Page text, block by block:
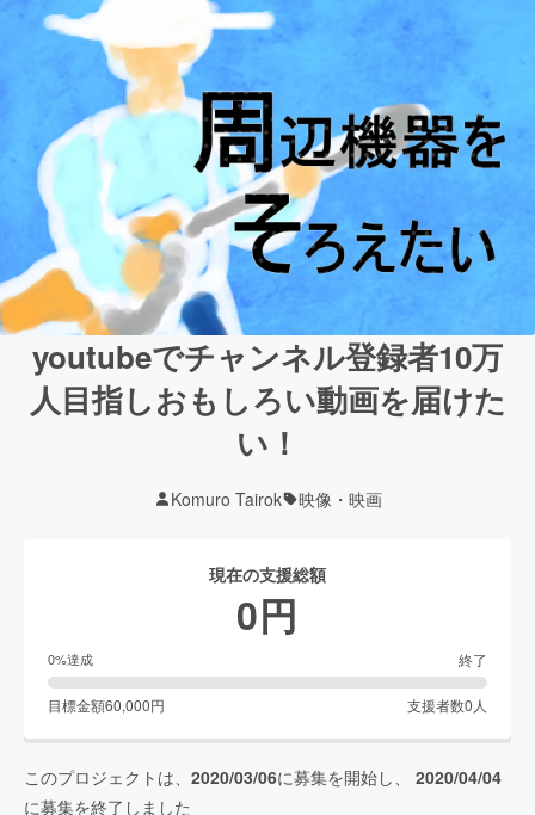
youtubeでチャンネル登録者10万
人目指しおもしろい動画を届けた
い！
Komuro Tairok 映像・映画
現在の支援総額
0円
0%達成 終了
目標金額60,000円 支援者数0 人
このプロジェクトは、 2020/03/06に募集を開始し、 2020/04/04
に募集を終了しました